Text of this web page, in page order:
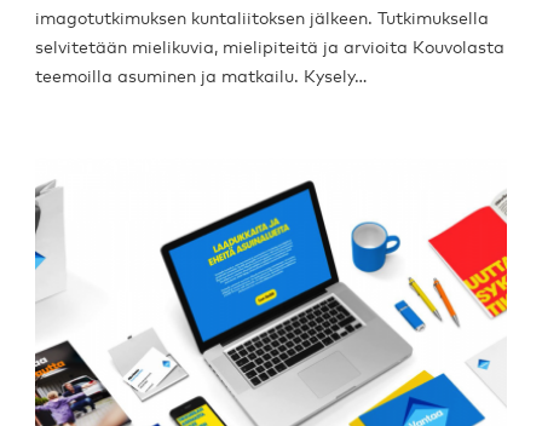
imagotutkimuksen kuntaliitoksen jälkeen. Tutkimuksella
selvitetään mielikuvia, mielipiteitä ja arvioita Kouvolasta
teemoilla asuminen ja matkailu. Kysely…